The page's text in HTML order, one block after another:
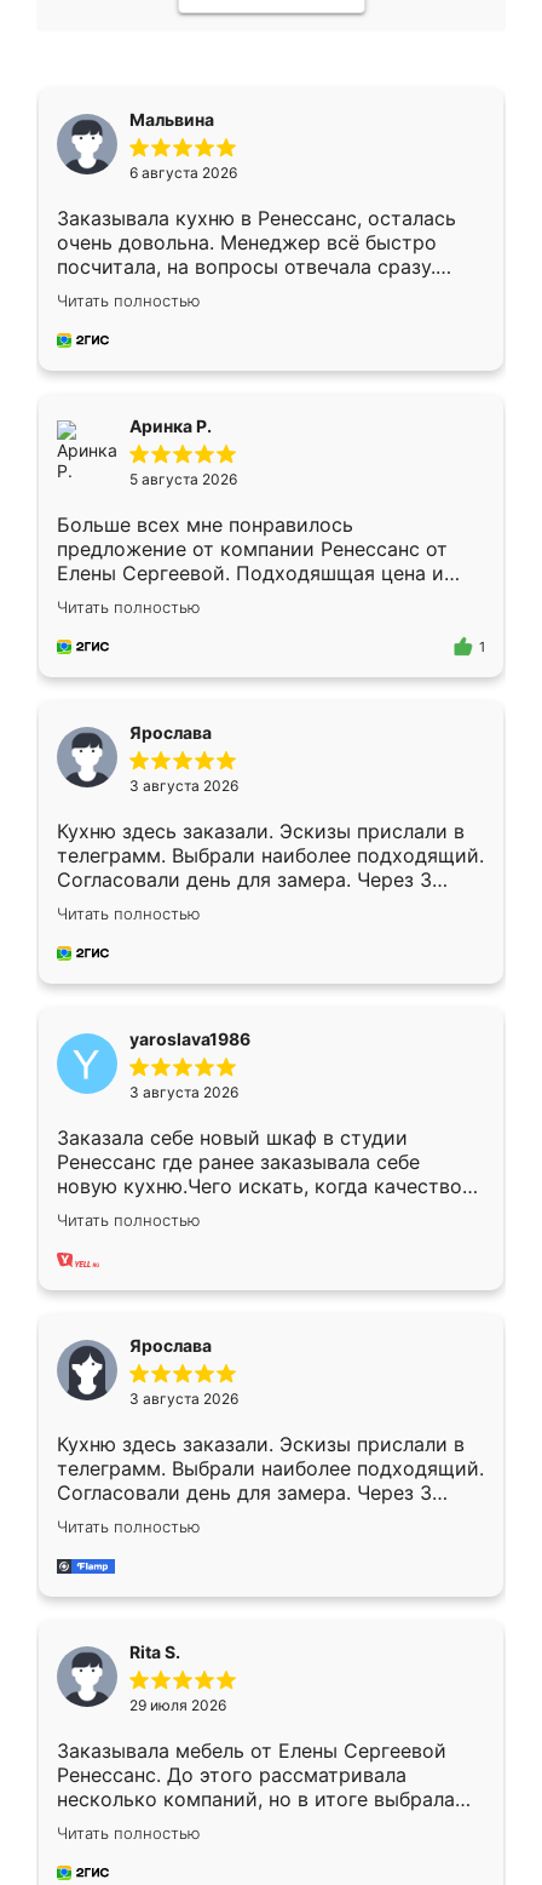
Мальвина
6 августа 2026
Заказывала кухню в Ренессанс, осталась
очень довольна. Менеджер всё быстро
посчитала, на вопросы отвечала сразу.
Замерщик приехал в субботу, подошёл к
делу со всей ответственностью. Собрали
за день, ребята работали аккуратно, даже
Читать полностью
Аринка Р.
5 августа 2026
Больше всех мне понравилось
предложение от компании Ренессанс от
Елены Сергеевой. Подходяшщая цена и
короткие сроки изготовления. Приехавший
для замера сотрудник Владислав
предложил по моему эскизу самый
Читать полностью
1
Ярослава
3 августа 2026
Кухню здесь заказали. Эскизы прислали в
телеграмм. Выбрали наиболее подходящий.
Согласовали день для замера. Через 3
недели кухня была уже готова. Остались
довольны работой. Спасибо Ренессанс
мебель за качественную работу!
Читать полностью
yaroslava1986
3 августа 2026
Заказала себе новый шкаф в студии
Ренессанс где ранее заказывала себе
новую кухню.Чего искать, когда качеством
вполне довольна. Служит кухня уже почти
два года, нареканий нет.
Читать полностью
Ярослава
3 августа 2026
Кухню здесь заказали. Эскизы прислали в
телеграмм. Выбрали наиболее подходящий.
Согласовали день для замера. Через 3
недели кухня была уже готова. Остались
довольны работой. Спасибо Ренессанс
мебель за качественную работу!
Читать полностью
Rita S.
29 июля 2026
Заказывала мебель от Елены Сергеевой
Ренессанс. До этого рассматривала
несколько компаний, но в итоге выбрала
эту. Сначала обговорили условия, потом
приехал замерщик, всё спокойно объяснил
и снял размеры. Изготовили в срок, с
Читать полностью